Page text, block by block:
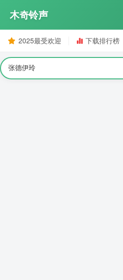
木奇铃声
2025最受欢迎 下载排行榜